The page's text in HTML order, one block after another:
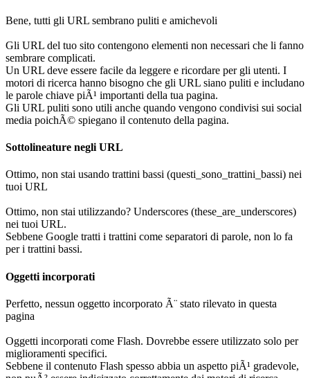
Bene, tutti gli URL sembrano puliti e amichevoli
Gli URL del tuo sito contengono elementi non necessari che li fanno
sembrare complicati.
Un URL deve essere facile da leggere e ricordare per gli utenti. I
motori di ricerca hanno bisogno che gli URL siano puliti e includano
le parole chiave piÃ¹ importanti della tua pagina.
Gli URL puliti sono utili anche quando vengono condivisi sui social
media poichÃ© spiegano il contenuto della pagina.
Sottolineature negli URL
Ottimo, non stai usando trattini bassi (questi_sono_trattini_bassi) nei
tuoi URL
Ottimo, non stai utilizzando? Underscores (these_are_underscores)
nei tuoi URL.
Sebbene Google tratti i trattini come separatori di parole, non lo fa
per i trattini bassi.
Oggetti incorporati
Perfetto, nessun oggetto incorporato Ã¨ stato rilevato in questa
pagina
Oggetti incorporati come Flash. Dovrebbe essere utilizzato solo per
miglioramenti specifici.
Sebbene il contenuto Flash spesso abbia un aspetto piÃ¹ gradevole,